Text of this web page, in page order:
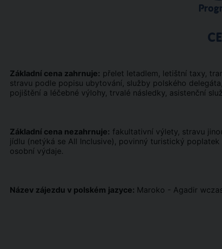
Základní cena zahrnuje: přelet letadlem, letištní taxy,
stravu podle popisu ubytování, služby polského
pojištění a léčebné výlohy, trvalé následky, asistenční
Základní cena nezahrnuje: fakultativní výlety, stravu
jídlu (netýká se All Inclusive), povinný turistický
osobní výdaje.
Název zájezdu v polském jazyce: Maroko - Agadir